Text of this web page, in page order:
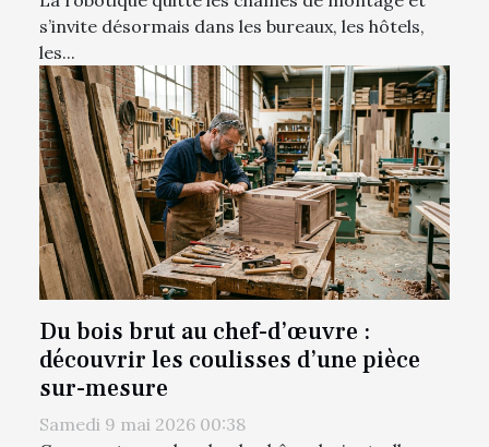
s’invite désormais dans les bureaux, les hôtels,
les...
Du bois brut au chef-d’œuvre :
découvrir les coulisses d’une pièce
sur-mesure
Samedi 9 mai 2026 00:38